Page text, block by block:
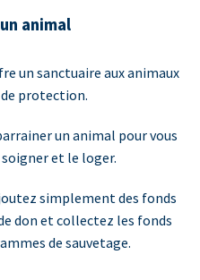
animal
un sanctuaire aux animaux
protection.
un animal pour vous
et le loger.
simplement des fonds
don et collectez les fonds
de sauvetage.